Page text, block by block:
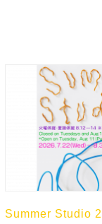
Summer Studio